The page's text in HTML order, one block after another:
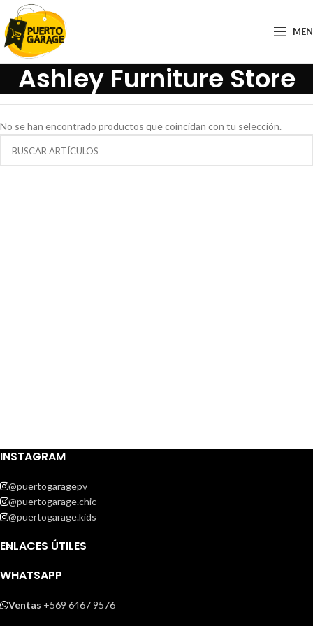
Ashley Furniture Store
No se han encontrado productos que coincidan con tu selección.
INSTAGRAM
@puertogaragepv
@puertogarage.chic
@puertogarage.kids
ENLACES ÚTILES
WHATSAPP
Ventas +569 6467 9576